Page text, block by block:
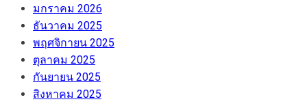
มกราคม 2026
ธันวาคม 2025
พฤศจิกายน 2025
ตุลาคม 2025
กันยายน 2025
สิงหาคม 2025